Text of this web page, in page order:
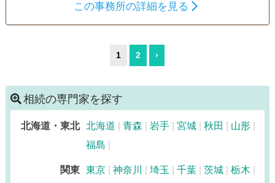
この事務所の詳細を見る
1 2 ›
相続の専門家を探す
北海道・東北 北海道 青森 岩手 宮城 秋田
山形
福島
関東 東京 神奈川 埼玉 千葉 茨城
栃木